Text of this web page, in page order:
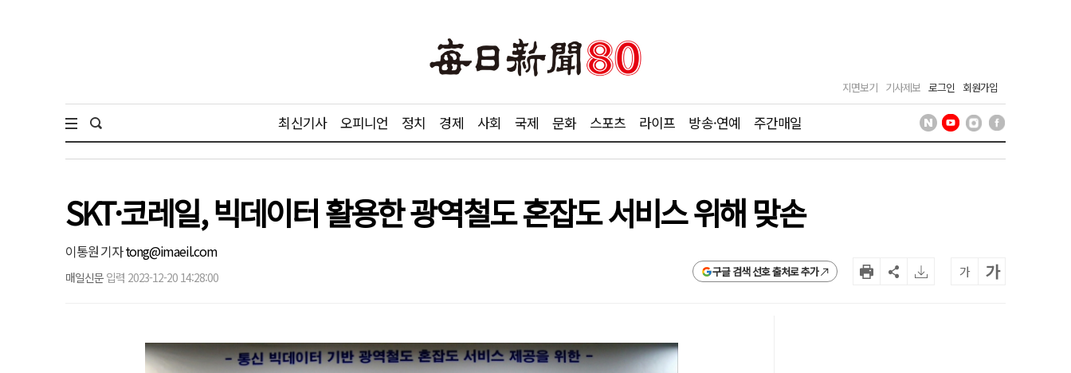
지면보기 기사제보 로그인 회원가입
최신기사 오피니언 정치 경제 사회 국제 문화 스포츠 라이프 방송·연예 주간매일
SKT·코레일, 빅데이터 활용한 광역철도 혼잡도 서비스 위해 맞손
이통원 기자tong@imaeil.com
매일신문 입력 2023-12-20 14:28:00 구글 검색 선호 출처로 추가 가 가